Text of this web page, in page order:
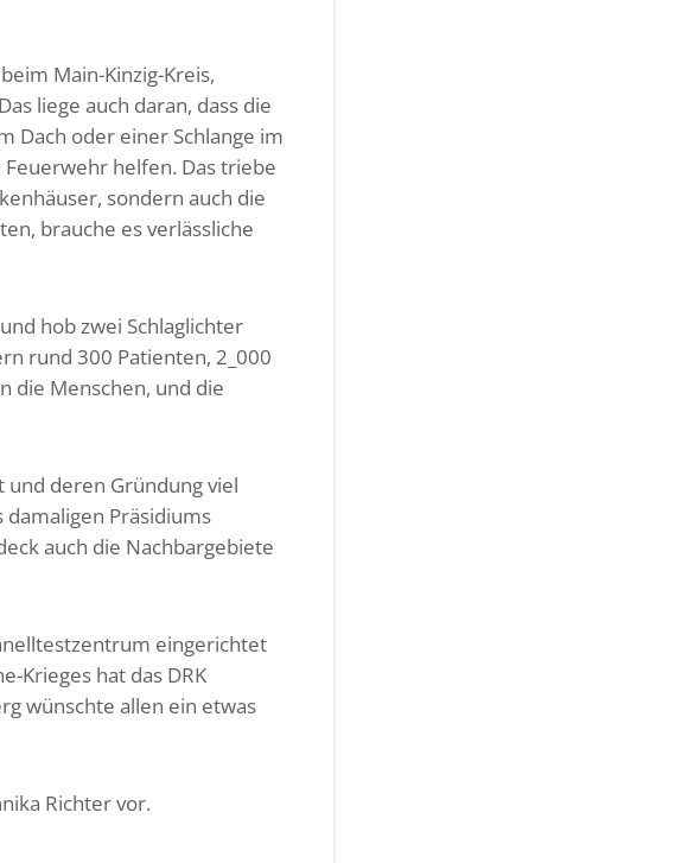
Main-Kinzig-Kreis,
liege auch daran, dass die
Dach oder einer Schlange im
helfen. Das triebe
sondern auch die
brauche es verlässliche
hob zwei Schlaglichter
rund 300 Patienten, 2_000
die Menschen, und die
und deren Gründung viel
Präsidiums
auch die Nachbargebiete
eingerichtet
Krieges hat das DRK
wünschte allen ein etwas
Richter vor.